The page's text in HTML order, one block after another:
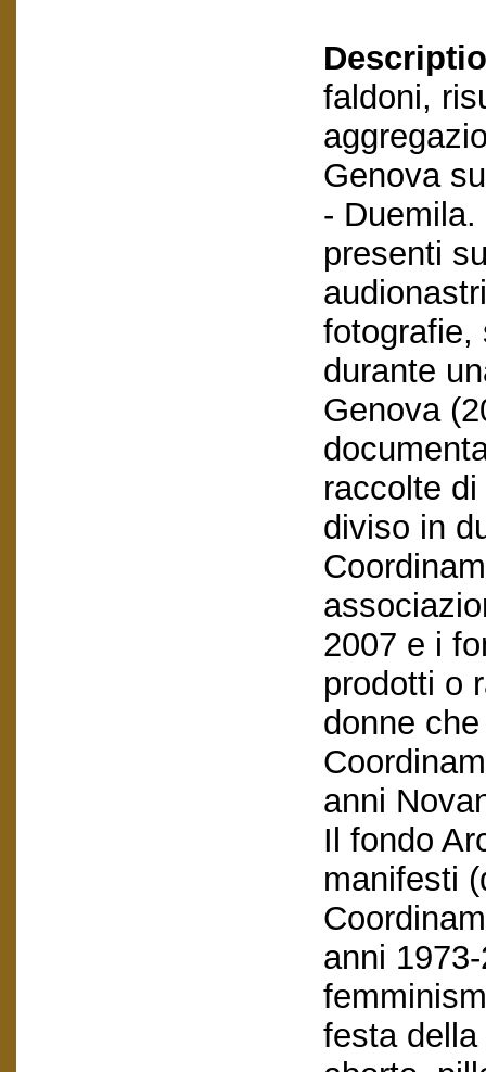
faldoni,
Genova
-
presenti
fotografie,
durante
Genova
raccolte
diviso in
2007 e i
prodotti o
donne
anni
Il fondo
manifesti
anni
festa